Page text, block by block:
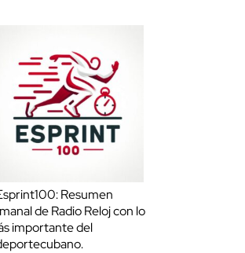
Resumen
de Radio Reloj con lo
importante del